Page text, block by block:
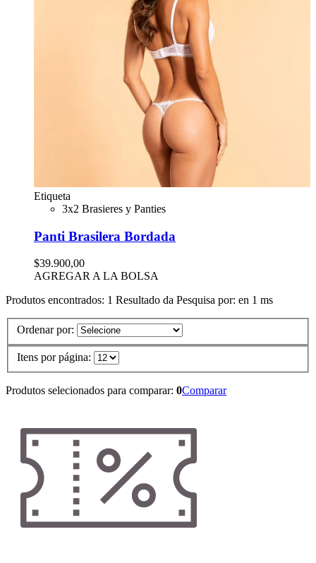
Etiqueta
3x2 Brasieres y Panties
Panti Brasilera Bordada
$39.900,00
AGREGAR A LA BOLSA
Produtos encontrados: 1 Resultado da Pesquisa por: en 1 ms
Ordenar por:
Itens por página:
Produtos selecionados para comparar: 0Comparar